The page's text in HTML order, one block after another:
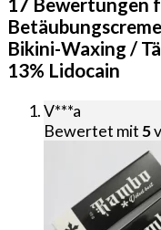
17 Bewertungen
Bikini-Waxing /
13% Lidocain
V***a
Bewertet mit5